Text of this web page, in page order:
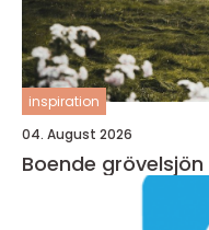
inspiration
04. August 2026